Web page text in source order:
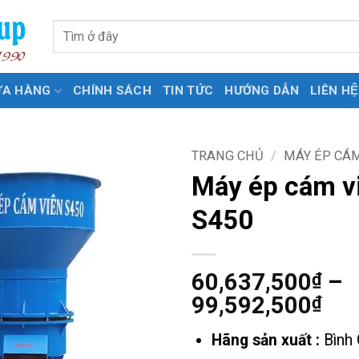
Tìm
HÀNG CHÍNH SÁCH TIN TỨC HƯỚNG DẪN LIÊN HỆ
TRANG CHỦ / MÁY ÉP
Máy ép cám
S450
60,637,500₫ –
99,592,500₫
từ
Hãng sản xuất : Bình